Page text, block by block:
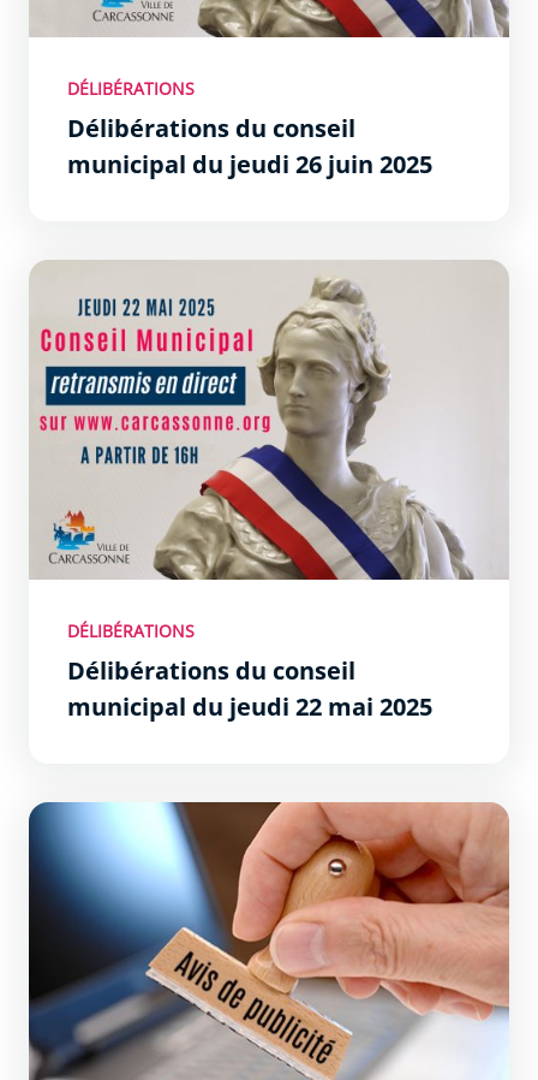
DÉLIBÉRATIONS
Délibérations du conseil
municipal du jeudi 26 juin 2025
Délibérations du conseil municipal du jeudi 22 mai 2025
DÉLIBÉRATIONS
Délibérations du conseil
municipal du jeudi 22 mai 2025
Avis de publicité